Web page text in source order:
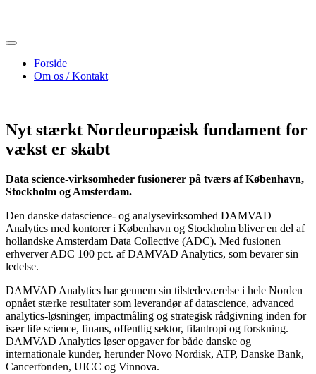
Forside
Om os / Kontakt
Nyt stærkt Nordeuropæisk fundament for
vækst er skabt
Data science-virksomheder fusionerer på tværs af København,
Stockholm og Amsterdam.
Den danske datascience- og analysevirksomhed DAMVAD
Analytics med kontorer i København og Stockholm bliver en del af
hollandske Amsterdam Data Collective (ADC). Med fusionen
erhverver ADC 100 pct. af DAMVAD Analytics, som bevarer sin
ledelse.
DAMVAD Analytics har gennem sin tilstedeværelse i hele Norden
opnået stærke resultater som leverandør af datascience, advanced
analytics-løsninger, impactmåling og strategisk rådgivning inden for
især life science, finans, offentlig sektor, filantropi og forskning.
DAMVAD Analytics løser opgaver for både danske og
internationale kunder, herunder Novo Nordisk, ATP, Danske Bank,
Cancerfonden, UICC og Vinnova.